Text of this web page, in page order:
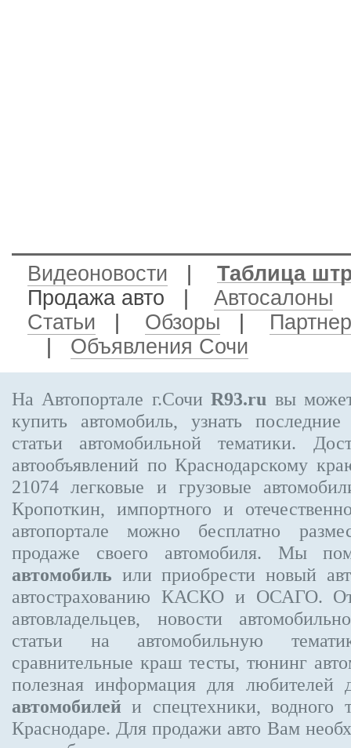
Видеоновости
Таблица
Продажа авто
Автосалоны
Статьи
Обзоры
Объявления Сочи
На Автопортале г.СочиR93.ru вы
купить автомобиль, узнать
статьи автомобильной тематики.
автообъявлений по Краснодарскому
21074 легковые и грузовые
Кропоткин, импортного и
автопортале можно бесплатно
продаже своего автомобиля. Мы
автомобиль или приобрести новый
автострахованию КАСКО и ОСАГО.
автовладельцев, новости
статьи на автомобильную
сравнительные краш тесты, тюнинг
полезная информация для любителей
автомобилей и спецтехники, водного
Краснодаре. Для продажи авто Вам